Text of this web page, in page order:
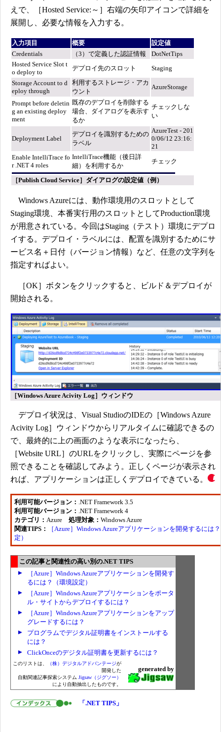
えで、［Hosted Service:～］右端の矢印アイコンで詳細を
展開し、必要な情報を入力する。
入力項目 概要
設定値
Credentials
（3）で定義した認証情報
DotNetTips
Hosted Service Slot t
o deploy to
デプロイ先のスロット
Staging
Storage Account to d
eploy through
利用するストレージ・アカ
ウント
AzureStorage
Prompt before deletin
g an existing deploy
ment
既存のデプロイを削除する
場合、ダイアログを表示す
るか
チェックしな
い
Deployment Label
デプロイを識別するための
ラベル
AzureTest - 201
0/06/12 23:16:
21
Enable IntelliTrace fo
r .NET 4 roles
IntelliTrace機能（後日詳
細）を利用するか
チェック
［Publish Cloud Service］ダイアログの設定値（例）
Windows Azureには、動作環境用のスロットとして
Staging環境、本番実行用のスロットとしてProduction環境
が用意されている。今回はStaging（テスト）環境にデプロ
イする。デプロイ・ラベルには、配置を識別するためにサ
ービス名＋日付（バージョン情報）など、任意の文字列を
指定すればよい。
［OK］ボタンをクリックすると、ビルド＆デプロイが
開始される。
［Windows Azure Acivity Log］ウィンドウ
デプロイ状況は、Visual StudioのIDEの［Windows Azure
Acivity Log］ウィンドウからリアルタイムに確認できるの
で、最終的に上の画面のような表示になったら、
［Website URL］のURLをクリックし、実際にページを参
照できることを確認してみよう。正しくページが表示され
れば、アプリケーションは正しくデプロイできている。
利用可能バージョン： .NET Framework 3.5
利用可能バージョン： .NET Framework 4
カテゴリ： Azure 処理対象： Windows Azure
関連TIPS：
［Azure］Windows Azureアプリケーションを開発するには
定）
この記事と関連性の高い別の.NET TIPS
［Azure］Windows Azureアプリケーションを開発す
るには？（環境設定）
［Azure］Windows Azureアプリケーションをポータ
ル・サイトからデプロイするには？
［Azure］Windows Azureアプリケーションをアップ
グレードするには？
プログラムでデジタル証明書をインストールする
には？
ClickOnceのデジタル証明書を更新するには？
このリストは、 （株）デジタルアドバンテージが
開発した
自動関連記事探索システム Jigsaw（ジグソー）
により自動抽出したものです。
generated by
「.NET TIPS」